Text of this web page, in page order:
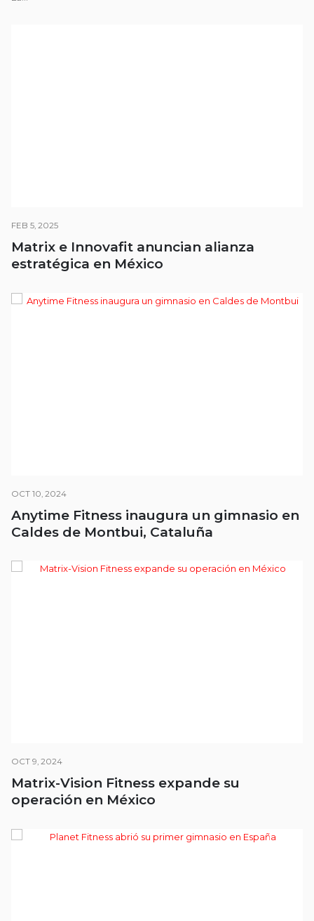
FEB 5, 2025
Matrix e Innovafit anuncian alianza
estratégica en México
OCT 10, 2024
Anytime Fitness inaugura un gimnasio en
Caldes de Montbui, Cataluña
OCT 9, 2024
Matrix-Vision Fitness expande su
operación en México